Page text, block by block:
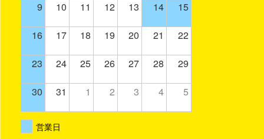
9 10 11 12 13 14 15
16 17 18 19 20 21 22
23 24 25 26 27 28 29
30 31 1 2 3 4 5
営業日